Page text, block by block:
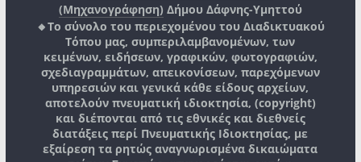
(Μηχανογράφηση) Δήμου Δάφνης-Υμηττού
🔸Το σύνολο του περιεχομένου του Διαδικτυακού
Τόπου μας, συμπεριλαμβανομένων, των
κειμένων, ειδήσεων, γραφικών, φωτογραφιών,
σχεδιαγραμμάτων, απεικονίσεων, παρεχόμενων
υπηρεσιών και γενικά κάθε είδους αρχείων,
αποτελούν πνευματική ιδιοκτησία, (copyright)
και διέπονται από τις εθνικές και διεθνείς
διατάξεις περί Πνευματικής Ιδιοκτησίας, με
εξαίρεση τα ρητώς αναγνωρισμένα δικαιώματα